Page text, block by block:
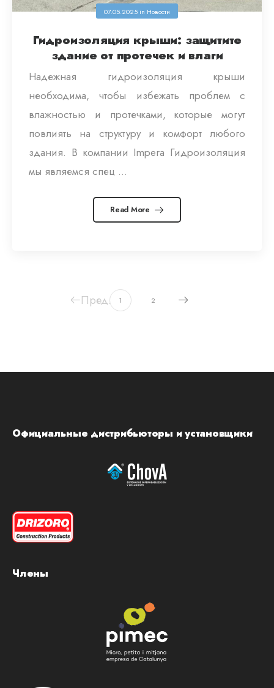
07.05.2025 in Новости
Гидроизоляция крыши: защитите
здание от протечек и влаги
Надежная гидроизоляция крыши
необходима, чтобы избежать проблем с
влажностью и протечками, которые могут
повлиять на структуру и комфорт любого
здания. В компании Impera Гидроизоляция
мы являемся спец ...
Read More
Пред. 1 2
Официальные дистрибьюторы и установщики
Члены